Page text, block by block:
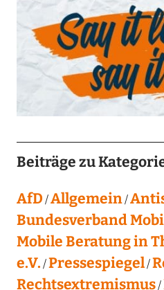
Beiträge zu
AfD Allgemein
Bundesverband
Mobile Beratung in
e.V. Pressespiegel
Rechtsextremismus